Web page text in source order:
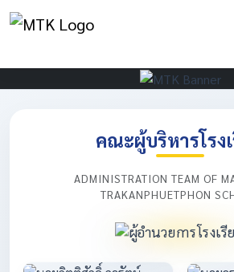
คณะผู้บริหารโรง
ADMINISTRATION TEAM OF
TRAKANPHUETPHON